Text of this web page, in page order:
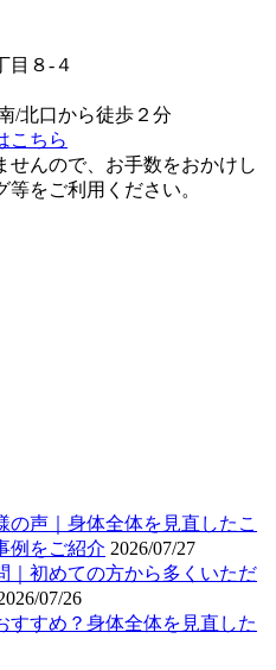
目８-４
/北口から徒歩２分
こちら
んので、お手数をおかけし
をご利用ください。
の声｜身体全体を見直したこ
例をご紹介 2026/07/27
｜初めての方から多くいただ
07/26
すすめ？身体全体を見直した